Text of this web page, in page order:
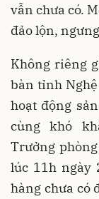
vẫn chưa có.
đảo lộn,
Không riêng
bàn tỉnh
hoạt động
cùng khó
Trưởng
lúc 11h ngày
hàng chưa có